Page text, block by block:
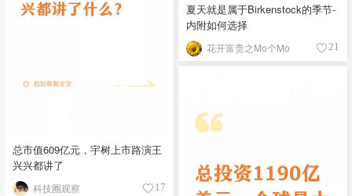
夏天就是属于Birkenstock的季节-
内附如何选择
花开富贵之Mo个Mo 21
总市值609亿元，宇树上市路演王
兴兴都讲了
科技圈观察 17